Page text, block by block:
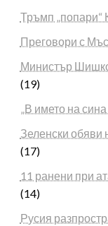
Тръмп „попари“
Преговори с
Министър
(19)
„В името на
Зеленски обяви
(17)
11 ранени при
(14)
Русия